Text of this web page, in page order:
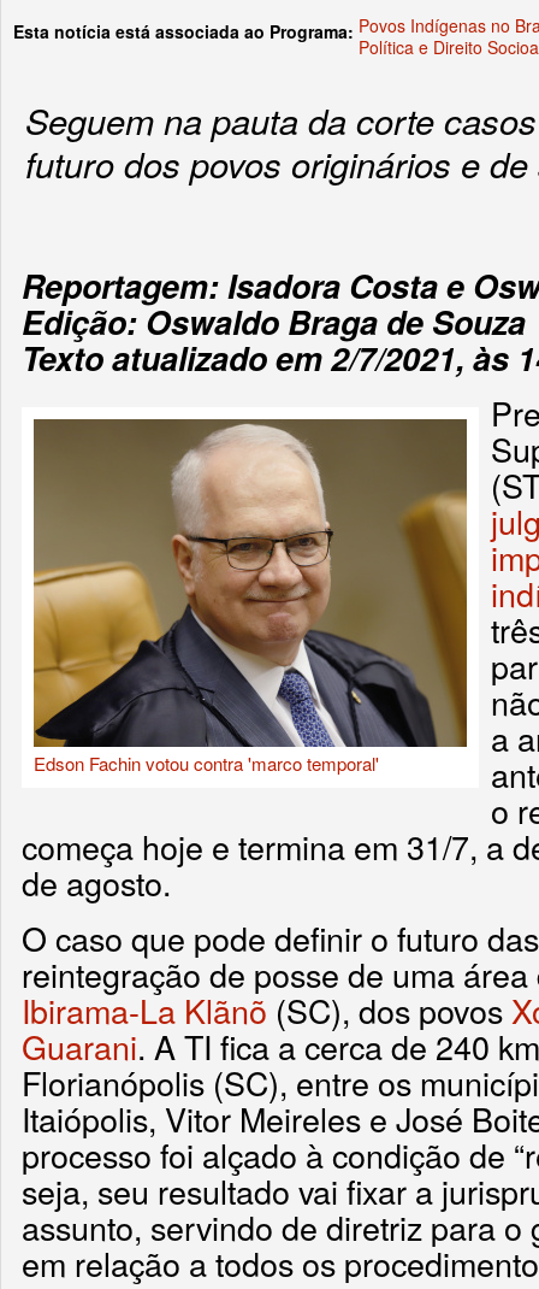
Esta notícia está associada ao Programa: Povos Indígenas no
Política e Direito
Seguem na pauta da corte
futuro dos povos originários e
Reportagem: Isadora Costa e
Edição: Oswaldo Braga de Souza
Texto atualizado em 2/7/2021, às
Edson Fachin votou contra 'marco temporal'
a
o
começa hoje e termina em 31/7, a
de agosto.
O caso que pode definir o futuro
reintegração de posse de uma
Ibirama-La Klãnõ (SC), dos povos
Guarani. A TI fica a cerca de 240
Florianópolis (SC), entre os
Itaiópolis, Vitor Meireles e José
processo foi alçado à condição de
seja, seu resultado vai fixar a
assunto, servindo de diretriz para o
em relação a todos os